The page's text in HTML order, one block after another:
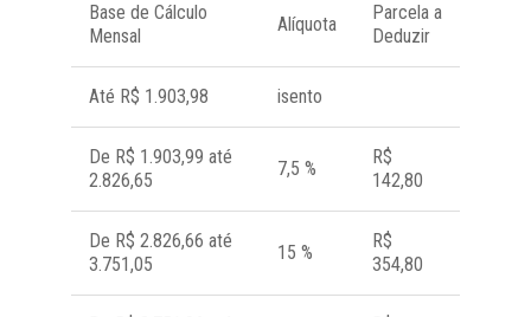
Base de Cálculo
Mensal
Alíquota
Parcela a
Deduzir
Até R$ 1.903,98 isento
De R$ 1.903,99 até
2.826,65
7,5 %
R$
142,80
De R$ 2.826,66 até
3.751,05
15 %
R$
354,80